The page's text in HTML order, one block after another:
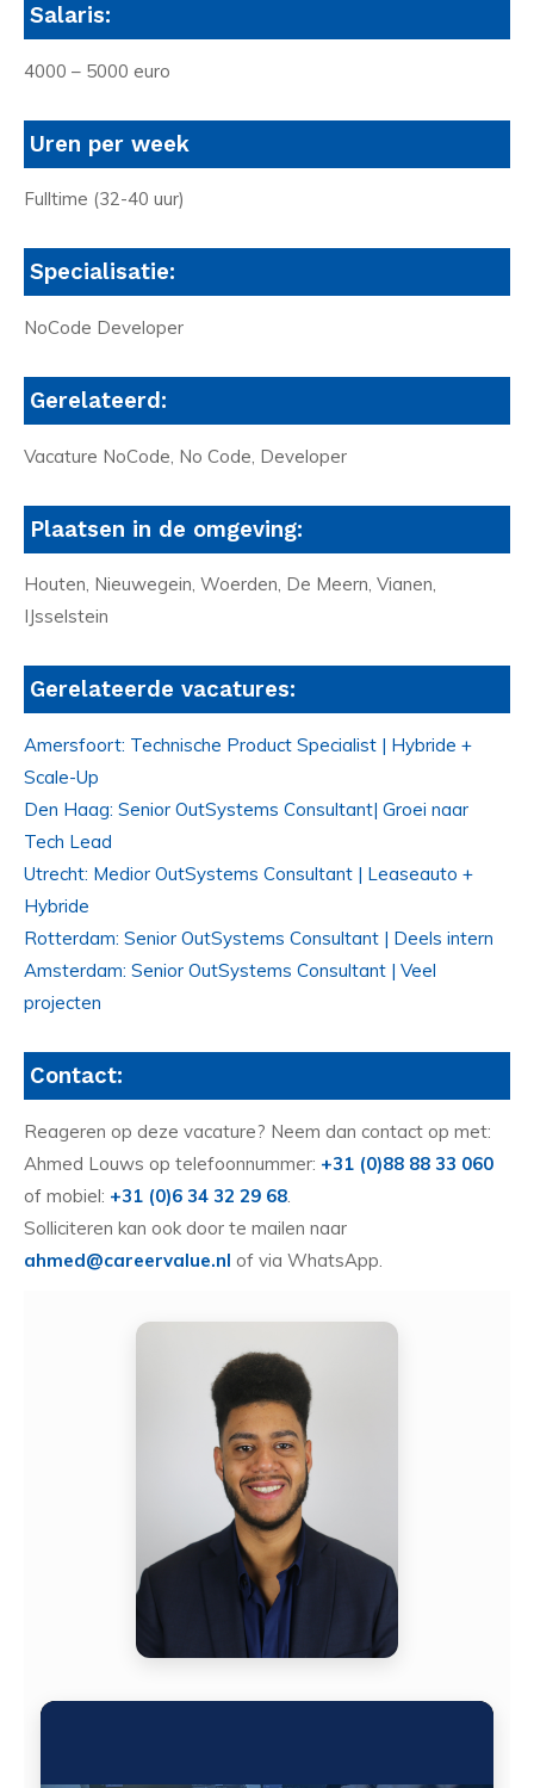
Salaris:
4000 – 5000 euro
Uren per week
Fulltime (32-40 uur)
Specialisatie:
NoCode Developer
Gerelateerd:
Vacature NoCode, No Code, Developer
Plaatsen in de omgeving:
Houten, Nieuwegein, Woerden, De Meern, Vianen,
IJsselstein
Gerelateerde vacatures:
Amersfoort: Technische Product Specialist | Hybride +
Scale-Up
Den Haag: Senior OutSystems Consultant| Groei naar
Tech Lead
Utrecht: Medior OutSystems Consultant | Leaseauto +
Hybride
Rotterdam: Senior OutSystems Consultant | Deels intern
Amsterdam: Senior OutSystems Consultant | Veel
projecten
Contact:
Reageren op deze vacature? Neem dan contact op met:
Ahmed Louws op telefoonnummer: +31 (0)88 88 33 060
of mobiel: +31 (0)6 34 32 29 68
Solliciteren kan ook door te mailen naar
ahmed@careervalue.nl of via WhatsApp.